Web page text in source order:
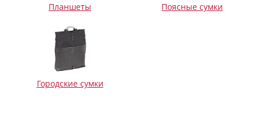
Планшеты Поясные сумки
Городские сумки